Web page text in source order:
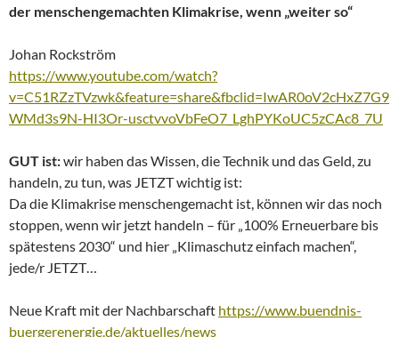
der menschengemachten Klimakrise, wenn „weiter so“
Johan Rockström
https://www.youtube.com/watch?
v=C51RZzTVzwk&feature=share&fbclid=IwAR0oV2cHxZ7G9
WMd3s9N-HI3Or-usctvvoVbFeO7_LghPYKoUC5zCAc8_7U
GUT ist:wir haben das Wissen, die Technik und das Geld, zu
handeln, zu tun, was JETZT wichtig ist:
Da die Klimakrise menschengemacht ist, können wir das noch
stoppen, wenn wir jetzt handeln – für „100% Erneuerbare bis
spätestens 2030“ und hier „Klimaschutz einfach machen“,
jede/r JETZT…
Neue Kraft mit der Nachbarschaft https://www.buendnis-
buergerenergie.de/aktuelles/news